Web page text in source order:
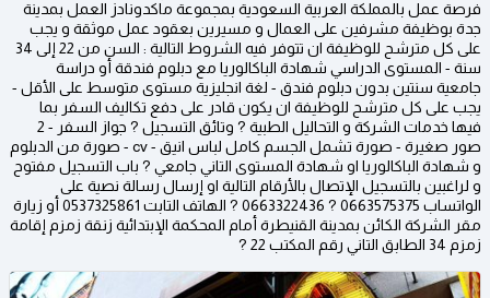
فرصة عمل بالمملكة العربية السعودية بمجموعة ماكدونادز العمل بمدينة
جدة بوظيفة مشرفين على العمال و مسيرين بعقود عمل موثقة و يجب
على كل مترشح للوظيفة ان تتوفر فيه الشروط التالية : السن من 22 إلى 34
سنة - المستوى الدراسي شهادة الباكالوريا مع دبلوم فندقة أو دراسة
جامعية سنتين بدون دبلوم فندق - لغة انجليزية مستوى متوسط على الأقل -
يجب على كل مترشح للوظيفة ان يكون قادر على دفع تكاليف السفر بما
فيها خدمات الشركة و التحاليل الطبية ? وتائق التسجيل ? جواز السفر - 2
صور صغيرة - صورة تشمل الجسم كامل لباس انيق - cv - صورة من الدبلوم
و شهادة الباكالوريا او شهادة المستوى التاني جامعي ? باب التسجيل مفتوح
و لراغبين بالتسجيل الإتصال بالأرقام التالية او إرسال رسالة نصية على
الواتساب 0663575375 ? 0663322436 ? الهاتف التابت 0537325861 أو زيارة
مقر الشركة الكائن بمدينة القنيطرة أمام المحكمة الإبتدائية زنقة زمزم إقامة
زمزم 34 الطابق التاني رقم المكتب 22 ?